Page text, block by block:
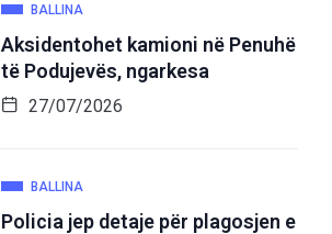
BALLINA
Aksidentohet kamioni në Penuhë
të Podujevës, ngarkesa
27/07/2026
BALLINA
Policia jep detaje për plagosjen e